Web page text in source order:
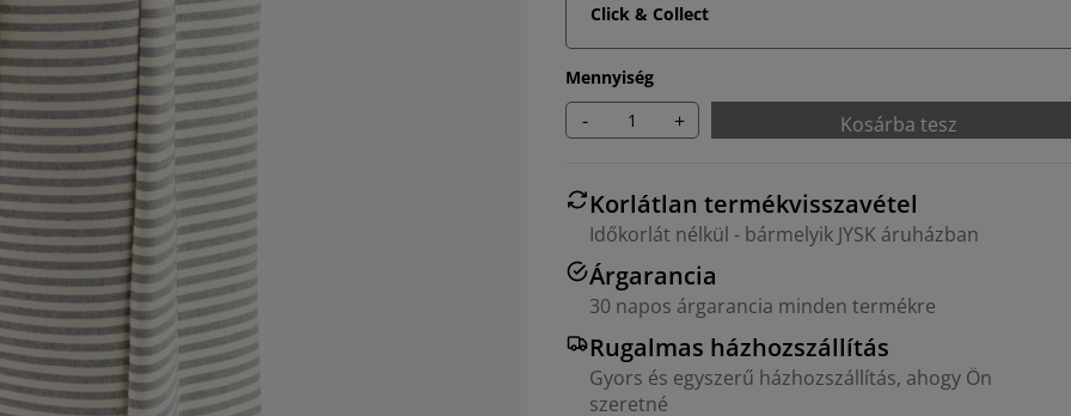
Click & Collect
Mennyiség
- + Kosárba tesz
Korlátlan termékvisszavétel
Időkorlát nélkül - bármelyik JYSK áruházban
Árgarancia
30 napos árgarancia minden termékre
Rugalmas házhozszállítás
Gyors és egyszerű házhozszállítás, ahogy Ön
szeretné